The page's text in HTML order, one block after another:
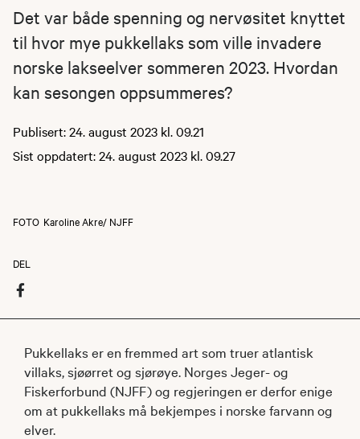
Det var både spenning og nervøsitet knyttet
til hvor mye pukkellaks som ville invadere
norske lakseelver sommeren 2023. Hvordan
kan sesongen oppsummeres?
Publisert: 24. august 2023 kl. 09.21
Sist oppdatert: 24. august 2023 kl. 09.27
FOTO Karoline Akre/ NJFF
DEL
Pukkellaks er en fremmed art som truer atlantisk
villaks, sjøørret og sjørøye. Norges Jeger- og
Fiskerforbund (NJFF) og regjeringen er derfor enige
om at pukkellaks må bekjempes i norske farvann og
elver.